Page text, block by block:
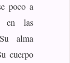
poco a
en las
alma
cuerpo